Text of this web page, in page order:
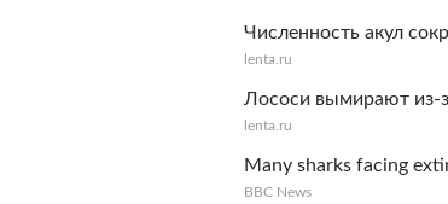
Численность акул
lenta.ru
Лососи вымирают из-
lenta.ru
Many sharks facing
BBC News